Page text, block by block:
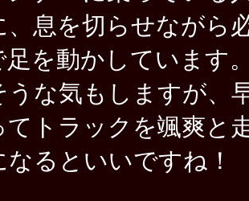
、息を切らせながら
足を動かしています
うな気もしますが、
てトラックを颯爽と
なるといいですね！